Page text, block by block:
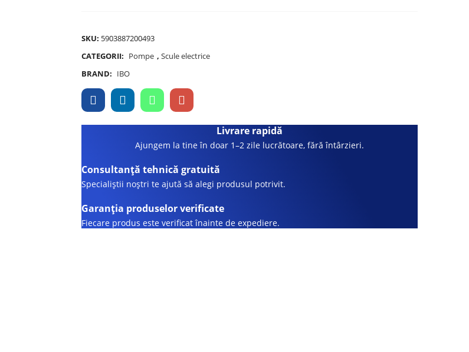
SKU: 5903887200493
CATEGORII: Pompe , Scule electrice
BRAND: IBO
Livrare rapidă
Ajungem la tine în doar 1–2 zile lucrătoare, fără întârzieri.
Consultanță tehnică gratuită
Specialiștii noștri te ajută să alegi produsul potrivit.
Garanția produselor verificate
Fiecare produs este verificat înainte de expediere.